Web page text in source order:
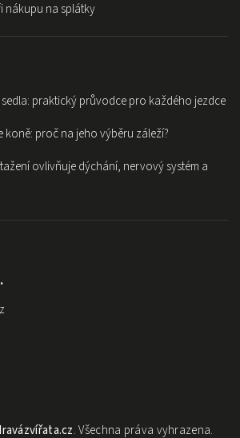
nákupu na splátky
praktický průvodce pro každého jezdce
koně: proč na jeho výběru záleží?
ovlivňuje dýchání, nervový systém a
. Všechna práva vyhrazena.